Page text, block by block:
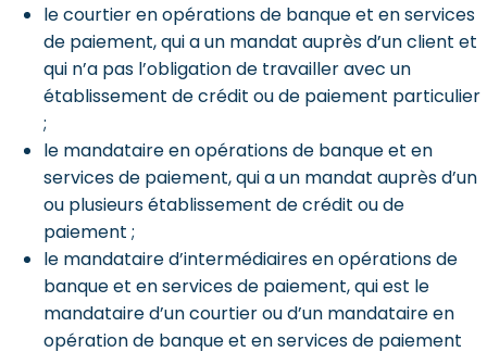
le courtier en opérations de banque et en services
de paiement, qui a un mandat auprès d’un client et
qui n’a pas l’obligation de travailler avec un
établissement de crédit ou de paiement particulier
;
le mandataire en opérations de banque et en
services de paiement, qui a un mandat auprès d’un
ou plusieurs établissement de crédit ou de
paiement ;
le mandataire d’intermédiaires en opérations de
banque et en services de paiement, qui est le
mandataire d’un courtier ou d’un mandataire en
opération de banque et en services de paiement